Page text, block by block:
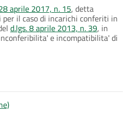
aprile 2017, n. 15, detta
per il caso di incarichi conferiti in
d.lgs. 8 aprile 2013, n. 39, in
e incompatibilita' di